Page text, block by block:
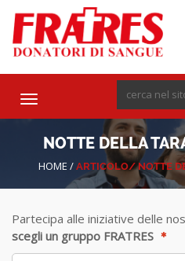
Toggle
NOTTE DELLA
HOME / ARTICOLO/ NOTTE
Partecipa alle iniziative delle
scegli un gruppo FRATRES